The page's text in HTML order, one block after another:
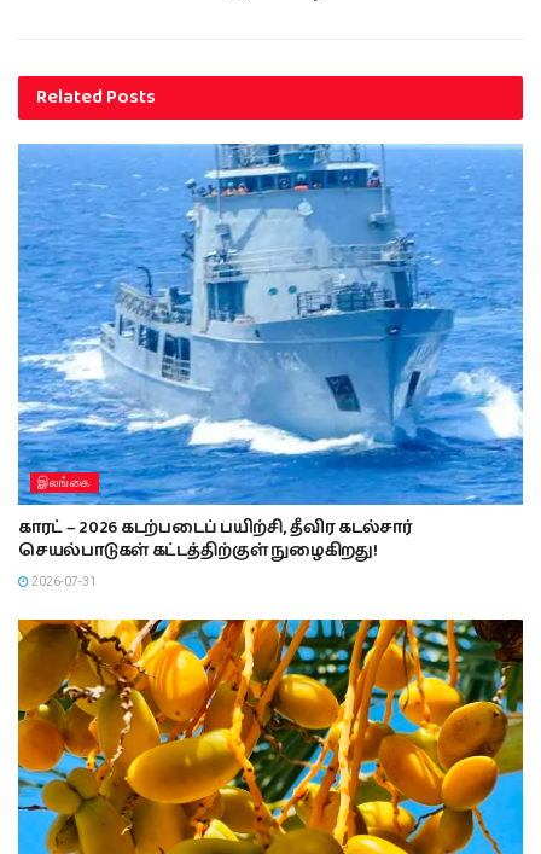
RelatedPosts
இலங்கை
காரட் – 2026 கடற்படைப் பயிற்சி, தீவிர கடல்சார்
செயல்பாடுகள் கட்டத்திற்குள் நுழைகிறது!
2026-07-31